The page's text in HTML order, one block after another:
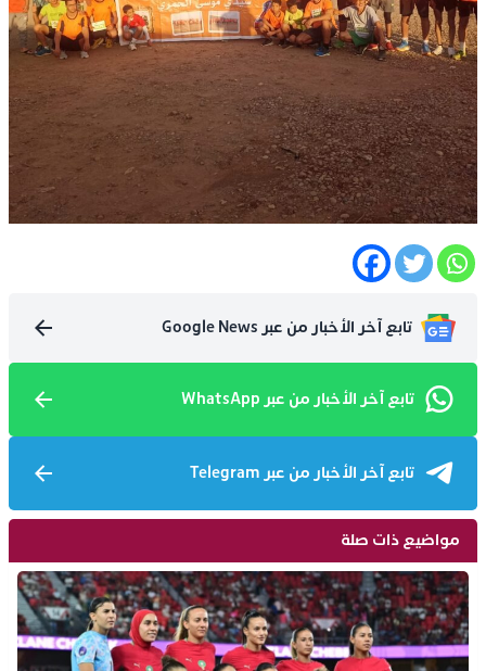
تابع آخر الأخبار من عبر Google News
تابع آخر الأخبار من عبر WhatsApp
تابع آخر الأخبار من عبر Telegram
مواضيع ذات صلة